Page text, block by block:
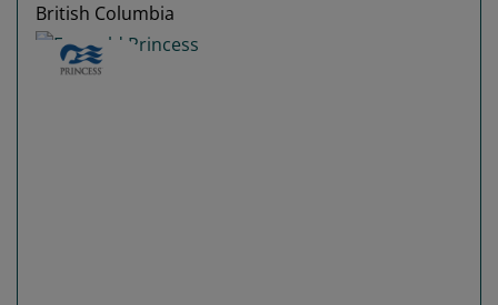
British Columbia